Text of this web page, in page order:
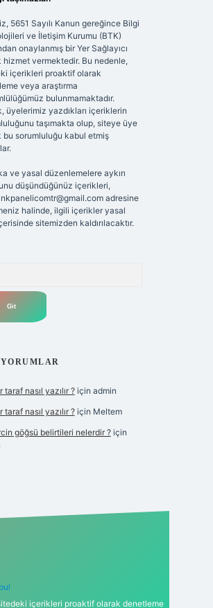
5651 Sayılı Kanun gereğince Bilgi
ve İletişim Kurumu (BTK)
onaylanmış bir Yer Sağlayıcı
hizmet vermektedir. Bu nedenle,
içerikleri proaktif olarak
veya araştırma
bulunmamaktadır.
üyelerimiz yazdıkları içeriklerin
taşımakta olup, siteye üye
bu sorumluluğu kabul etmiş
ve yasal düzenlemelere aykırı
düşündüğünüz içerikleri,
adresine
halinde, ilgili içerikler yasal
sitemizden kaldırılacaktır.
taraf nasıl yazılır ?için admin
taraf nasıl yazılır ?için Meltem
göğsü belirtileri nelerdir ?için
içerikleri proaktif olarak denetleme